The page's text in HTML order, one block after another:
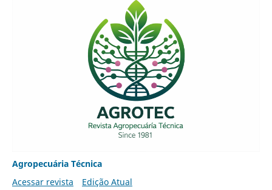
Agropecuária Técnica
Acessar revista
Edição Atual